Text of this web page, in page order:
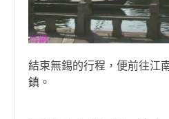
結束無錫的行程，便前往江
鎮。